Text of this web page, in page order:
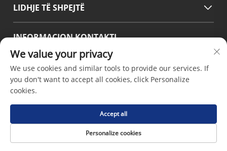
LIDHJE TË SHPEJTË
INFORMACION KONTAKTI
Office add : Rruga No.38 Huagang, Zona Jugore e Portit
Modern Industrial Chengdu, Pixian Chengdu Sichuan Kina
Email:[email protected]
Telefoni:
Të drejta autori © 2026 nga Chengdu Hsinda Polymer
Materials Co.LTD -Politika e privatësisë
We value your privacy
We use cookies and similar tools to provide our services. If
you don't want to accept all cookies, click Personalize
cookies.
Personalize cookies
Accept all